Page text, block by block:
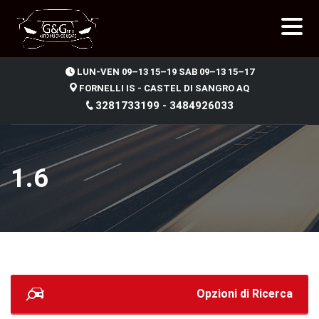
LUN-VEN 09–13 15–19 SAB 09–13 15–17
FORNELLI IS - CASTEL DI SANGRO AQ
3281733199 - 3484926033
1.6
Opzioni di Ricerca